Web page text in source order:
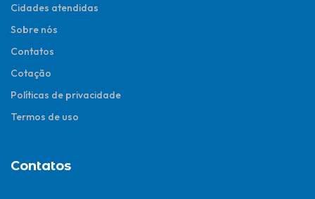
Cidades atendidas
Sobre nós
Contatos
Cotação
Políticas de privacidade
Termos de uso
Contatos